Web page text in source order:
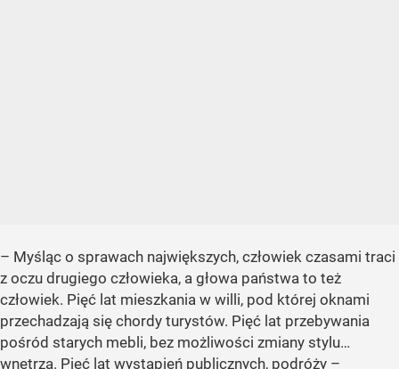
– Myśląc o sprawach największych, człowiek czasami traci
z oczu drugiego człowieka, a głowa państwa to też
człowiek. Pięć lat mieszkania w willi, pod której oknami
przechadzają się chordy turystów. Pięć lat przebywania
pośród starych mebli, bez możliwości zmiany stylu…
wnętrza. Pięć lat wystąpień publicznych, podróży –